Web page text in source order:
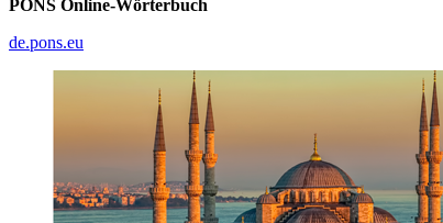
PONS Online-Wörterbuch
de.pons.eu